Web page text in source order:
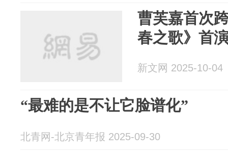
曹芙嘉⾸次
春之歌》⾸
新文网 2025-10-04
“最难的是不让它脸谱化”
北青网-北京青年报 2025-09-30